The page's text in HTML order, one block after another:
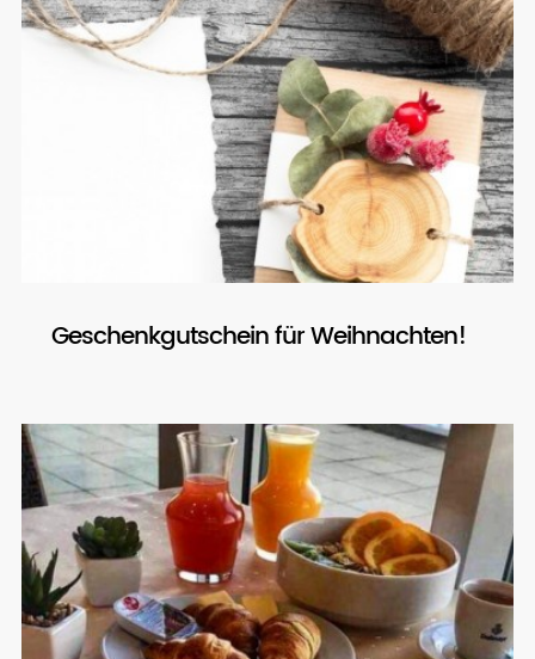
Geschenkgutschein für Weihnachten!